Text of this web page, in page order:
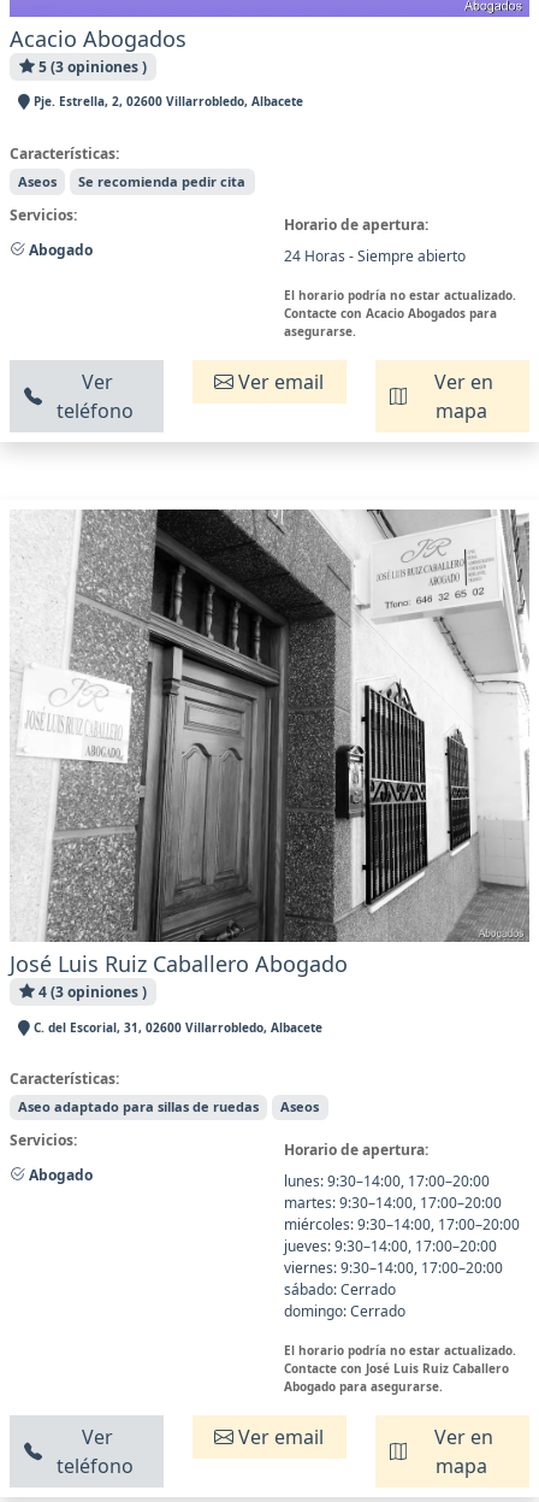
Acacio Abogados
5 (3 opiniones )
Pje. Estrella, 2, 02600 Villarrobledo, Albacete
Características:
Aseos Se recomienda pedir cita
Servicios:
Abogado
Horario de apertura:
24 Horas - Siempre abierto
El horario podría no estar actualizado.
Contacte con Acacio Abogados para
asegurarse.
Ver
teléfono
Ver email
Ver en
mapa
José Luis Ruiz Caballero Abogado
4 (3 opiniones )
C. del Escorial, 31, 02600 Villarrobledo, Albacete
Características:
Aseo adaptado para sillas de ruedas Aseos
Servicios:
Abogado
Horario de apertura:
lunes: 9:30–14:00, 17:00–20:00
martes: 9:30–14:00, 17:00–20:00
miércoles: 9:30–14:00, 17:00–20:00
jueves: 9:30–14:00, 17:00–20:00
viernes: 9:30–14:00, 17:00–20:00
sábado: Cerrado
domingo: Cerrado
El horario podría no estar actualizado.
Contacte con José Luis Ruiz Caballero
Abogado para asegurarse.
Ver
teléfono
Ver email
Ver en
mapa